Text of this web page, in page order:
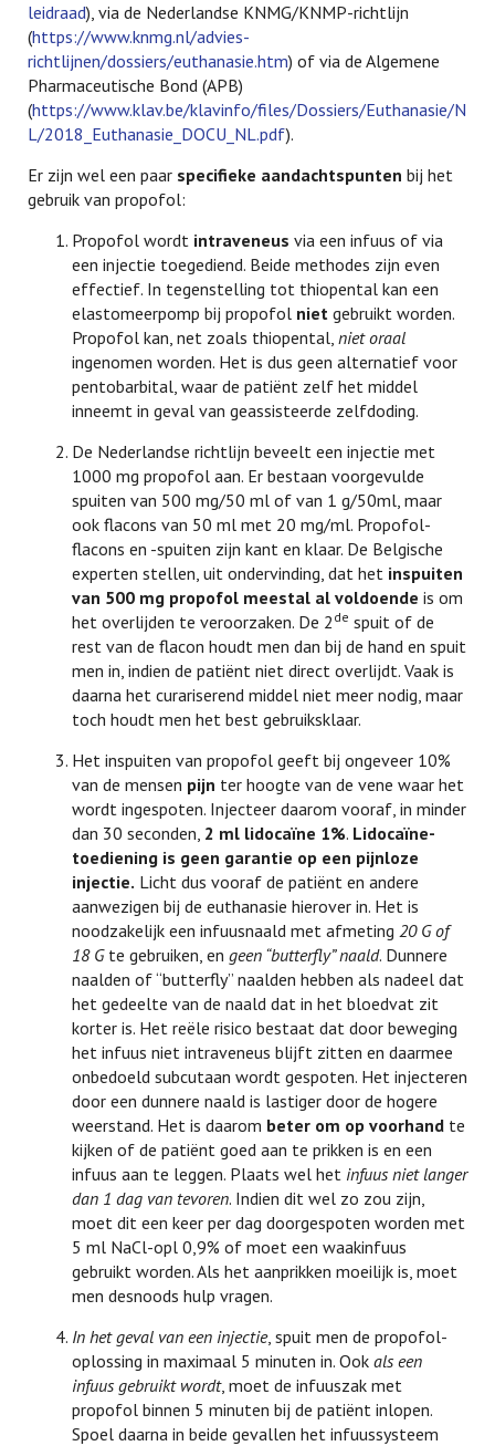
leidraad), via de Nederlandse KNMG/KNMP-richtlijn
(https://www.knmg.nl/advies-
richtlijnen/dossiers/euthanasie.htm) of via de Algemene
Pharmaceutische Bond (APB)
(https://www.klav.be/klavinfo/files/Dossiers/Euthanasie/N
L/2018_Euthanasie_DOCU_NL.pdf).
Er zijn wel een paar specifieke aandachtspunten bij het
gebruik van propofol:
Propofol wordt intraveneus via een infuus of via
een injectie toegediend. Beide methodes zijn even
effectief. In tegenstelling tot thiopental kan een
elastomeerpomp bij propofol niet gebruikt worden.
Propofol kan, net zoals thiopental, niet oraal
ingenomen worden. Het is dus geen alternatief voor
pentobarbital, waar de patiënt zelf het middel
inneemt in geval van geassisteerde zelfdoding.
De Nederlandse richtlijn beveelt een injectie met
1000 mg propofol aan. Er bestaan voorgevulde
spuiten van 500 mg/50 ml of van 1 g/50ml, maar
ook flacons van 50 ml met 20 mg/ml. Propofol-
flacons en -spuiten zijn kant en klaar. De Belgische
experten stellen, uit ondervinding, dat het inspuiten
van 500 mg propofol meestal al voldoende is om
het overlijden te veroorzaken. De 2 de spuit of de
rest van de flacon houdt men dan bij de hand en spuit
men in, indien de patiënt niet direct overlijdt. Vaak is
daarna het curariserend middel niet meer nodig, maar
toch houdt men het best gebruiksklaar.
Het inspuiten van propofol geeft bij ongeveer 10%
van de mensen pijn ter hoogte van de vene waar het
wordt ingespoten. Injecteer daarom vooraf, in minder
dan 30 seconden, 2 ml lidocaïne 1%. Lidocaïne-
toediening is geen garantie op een pijnloze
injectie. Licht dus vooraf de patiënt en andere
aanwezigen bij de euthanasie hierover in. Het is
noodzakelijk een infuusnaald met afmeting 20 G of
18 Gte gebruiken, en geen “butterfly” naald. Dunnere
naalden of “butterfly” naalden hebben als nadeel dat
het gedeelte van de naald dat in het bloedvat zit
korter is. Het reële risico bestaat dat door beweging
het infuus niet intraveneus blijft zitten en daarmee
onbedoeld subcutaan wordt gespoten. Het injecteren
door een dunnere naald is lastiger door de hogere
weerstand. Het is daarom beter om op voorhand te
kijken of de patiënt goed aan te prikken is en een
infuus aan te leggen. Plaats wel het infuus niet langer
dan 1 dag van tevoren. Indien dit wel zo zou zijn,
moet dit een keer per dag doorgespoten worden met
5 ml NaCl-opl 0,9% of moet een waakinfuus
gebruikt worden. Als het aanprikken moeilijk is, moet
men desnoods hulp vragen.
In het geval van een injectie, spuit men de propofol-
oplossing in maximaal 5 minuten in. Ook als een
infuus gebruikt wordt, moet de infuuszak met
propofol binnen 5 minuten bij de patiënt inlopen.
Spoel daarna in beide gevallen het infuussysteem